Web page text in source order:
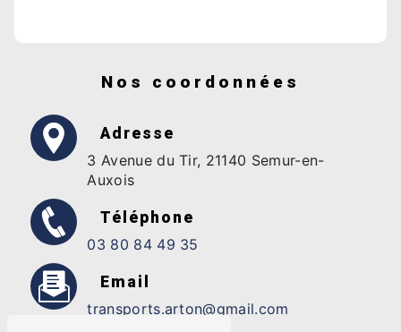
Nos coordonnées
Adresse
3 Avenue du Tir, 21140 Semur-en-
Auxois
Téléphone
03 80 84 49 35
Email
transports.arton@gmail.com